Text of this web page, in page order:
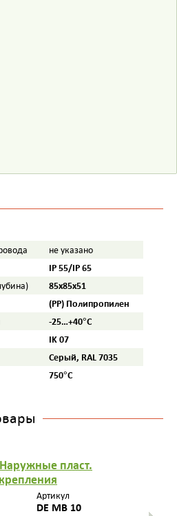
не указано
IP 55/IP 65
85х85х51
(PP) Полипропилен
-25…+40°С
IK 07
Серый, RAL 7035
750°C
пласт.
922x (комплект 10
Артикул
DE MB 10